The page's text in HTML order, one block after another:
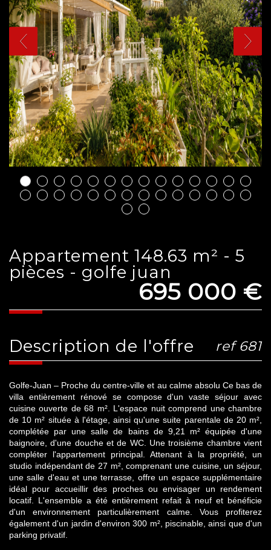
appartement 148.63 m² - 5
pièces - golfe juan
695 000 €
description de l'offre ref 681
Golfe-Juan – Proche du centre-ville et au calme absolu Ce bas de
villa entièrement rénové se compose d'un vaste séjour avec
cuisine ouverte de 68 m². L'espace nuit comprend une chambre
de 10 m² située à l'étage, ainsi qu'une suite parentale de 20 m²,
complétée par une salle de bains de 9,21 m² équipée d'une
baignoire, d'une douche et de WC. Une troisième chambre vient
compléter l'appartement principal. Attenant à la propriété, un
studio indépendant de 27 m², comprenant une cuisine, un séjour,
une salle d'eau et une terrasse, offre un espace supplémentaire
idéal pour accueillir des proches ou envisager un rendement
locatif. L'ensemble a été entièrement refait à neuf et bénéficie
d'un environnement particulièrement calme. Vous profiterez
également d'un jardin d'environ 300 m², piscinable, ainsi que d'un
parking privatif.